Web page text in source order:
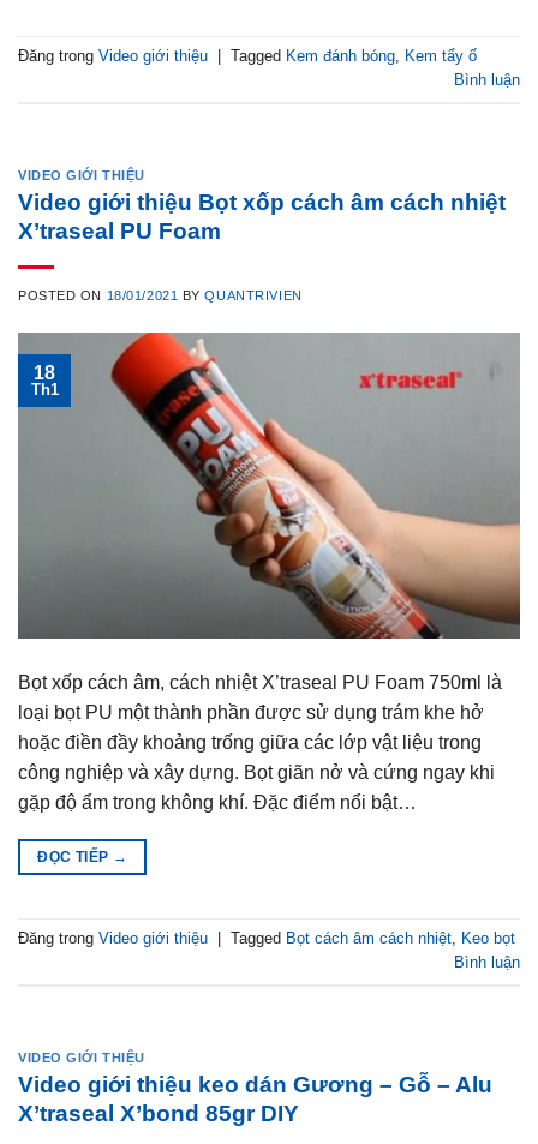
Đăng trong Video giới thiệu Tagged Kem đánh bóng, Kem tẩy ố
Bình luận
VIDEO GIỚI THIỆU
Video giới thiệu Bọt xốp cách âm cách nhiệt
X’traseal PU Foam
POSTED ON 18/01/2021 BYQUANTRIVIEN
18
Th1
Bọt xốp cách âm, cách nhiệt X’traseal PU Foam 750ml là
loại bọt PU một thành phần được sử dụng trám khe hở
hoặc điền đầy khoảng trống giữa các lớp vật liệu trong
công nghiệp và xây dựng. Bọt giãn nở và cứng ngay khi
gặp độ ẩm trong không khí. Đặc điểm nổi bật…
ĐỌC TIẾP →
Đăng trong Video giới thiệu Tagged Bọt cách âm cách nhiệt
Keo bọt
Bình luận
VIDEO GIỚI THIỆU
Video giới thiệu keo dán Gương – Gỗ – Alu
X’traseal X’bond 85gr DIY